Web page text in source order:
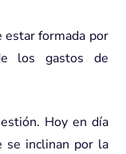
estar formada por
los gastos de
Hoy en día
se inclinan por la